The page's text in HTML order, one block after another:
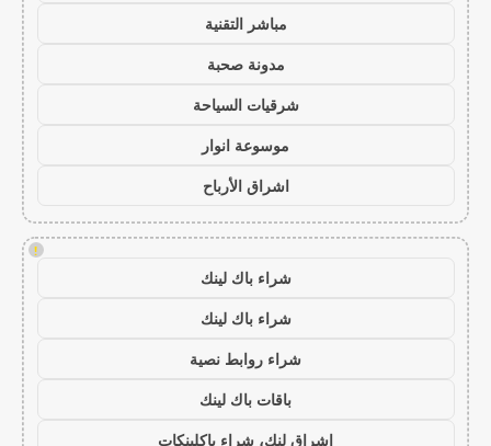
مباشر التقنية
مدونة صحبة
شرقيات السياحة
موسوعة انوار
اشراق الأرباح
!
شراء باك لينك
شراء باك لينك
شراء روابط نصية
باقات باك لينك
اشراق لنك، شراء باكلينكات